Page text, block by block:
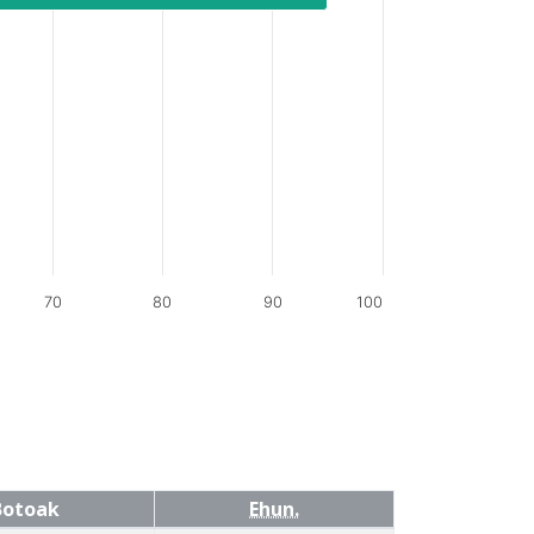
70 80 90 100
Ehun.